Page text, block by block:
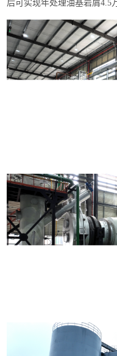
后可实现年处理油基岩屑4.5